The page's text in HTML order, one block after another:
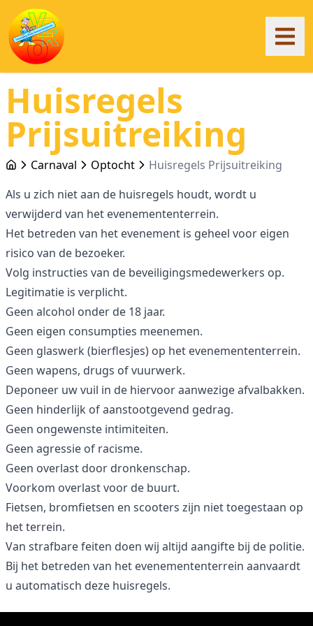
Huisregels
Prijsuitreiking
Carnaval Optocht
Huisregels Prijsuitreiking
Als u zich niet aan de huisregels houdt, wordt u
verwijderd van het evenemententerrein.
Het betreden van het evenement is geheel voor eigen
risico van de bezoeker.
Volg instructies van de beveiligingsmedewerkers op.
Legitimatie is verplicht.
Geen alcohol onder de 18 jaar.
Geen eigen consumpties meenemen.
Geen glaswerk (bierflesjes) op het evenemententerrein.
Geen wapens, drugs of vuurwerk.
Deponeer uw vuil in de hiervoor aanwezige afvalbakken.
Geen hinderlijk of aanstootgevend gedrag.
Geen ongewenste intimiteiten.
Geen agressie of racisme.
Geen overlast door dronkenschap.
Voorkom overlast voor de buurt.
Fietsen, bromfietsen en scooters zijn niet toegestaan op
het terrein.
Van strafbare feiten doen wij altijd aangifte bij de politie.
Bij het betreden van het evenemententerrein aanvaardt
u automatisch deze huisregels.